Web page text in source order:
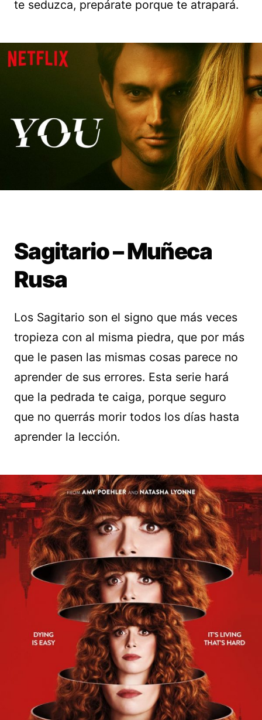
te seduzca, prepárate porque te atrapará.
Sagitario – Muñeca
Rusa
Los Sagitario son el signo que más veces
tropieza con al misma piedra, que por más
que le pasen las mismas cosas parece no
aprender de sus errores. Esta serie hará
que la pedrada te caiga, porque seguro
que no querrás morir todos los días hasta
aprender la lección.